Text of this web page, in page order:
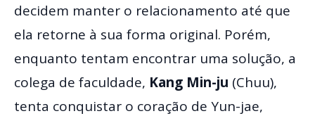
decidem manter o relacionamento até que
ela retorne à sua forma original. Porém,
enquanto tentam encontrar uma solução, a
colega de faculdade, Kang Min-ju (Chuu),
tenta conquistar o coração de Yun-jae,